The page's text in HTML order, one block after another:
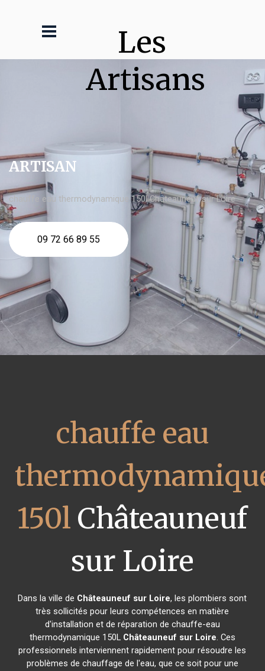
Les
Artisans
ARTISAN
chauffe eau thermodynamique 150l Châteauneuf sur Loire
09 72 66 89 55
chauffe eau
150l Châteauneuf
sur Loire
Dans la ville de Châteauneuf sur Loire, les plombiers sont
très sollicités pour leurs compétences en matière
d'installation et de réparation de chauffe-eau
thermodynamique 150L Châteauneuf sur Loire. Ces
professionnels interviennent rapidement pour résoudre les
problèmes de chauffage de l'eau, que ce soit pour une